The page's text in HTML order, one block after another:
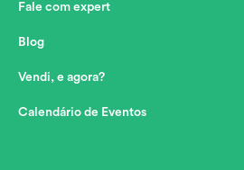
Fale com expert
Blog
Vendi, e agora?
Calendário de Eventos